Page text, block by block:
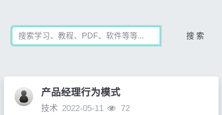
搜 索
产品经理行为模式
技术 2022-05-11 72